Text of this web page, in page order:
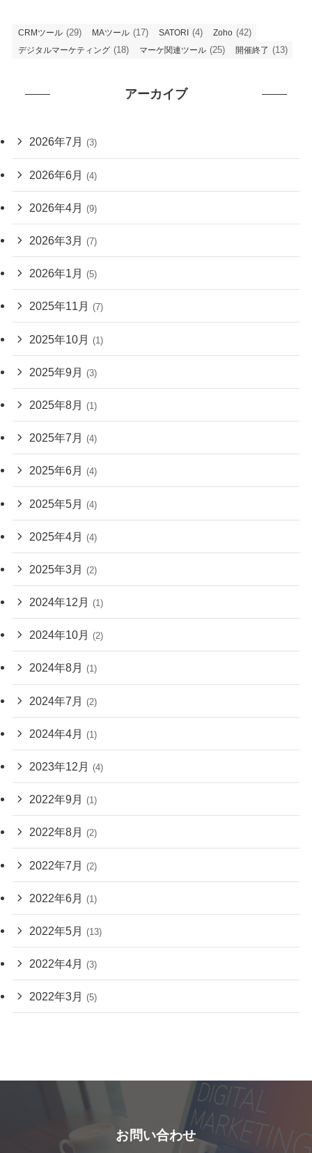
CRMツール (29) MAツール (17) SATORI (4) Zoho (42)
デジタルマーケティング (18) マーケ関連ツール (25) 開催終了 (13)
アーカイブ
2026年7月 (3)
2026年6月 (4)
2026年4月 (9)
2026年3月 (7)
2026年1月 (5)
2025年11月 (7)
2025年10月 (1)
2025年9月 (3)
2025年8月 (1)
2025年7月 (4)
2025年6月 (4)
2025年5月 (4)
2025年4月 (4)
2025年3月 (2)
2024年12月 (1)
2024年10月 (2)
2024年8月 (1)
2024年7月 (2)
2024年4月 (1)
2023年12月 (4)
2022年9月 (1)
2022年8月 (2)
2022年7月 (2)
2022年6月 (1)
2022年5月 (13)
2022年4月 (3)
2022年3月 (5)
お問い合わせ